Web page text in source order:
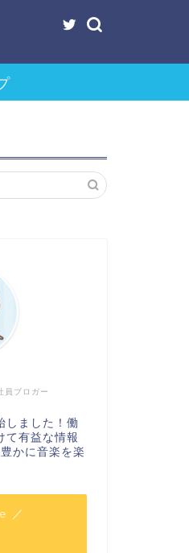
員ブロガー
しました！働
て有益な情報
かに音楽を楽
／